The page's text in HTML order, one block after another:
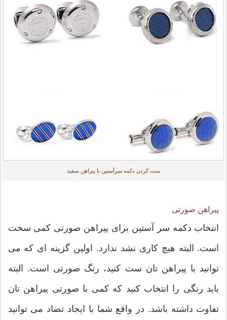
ست کردن دکمه سرآستین با پیراهن سفید
پیراهن صورتی
انتخاب دکمه سر آستین برای پیراهن صورتی کمی سخت
است. البته هیچ کاری نشد ندارد. اولین گزینه ای که می
توانید با پیراهن تان ست کنید، رنگ صورتی است. البته
باید رنگی را انتخاب کنید که کمی با صورتی پیراهن تان
تفاوت داشته باشد. در واقع شما با ایجاد تضاد می توانید